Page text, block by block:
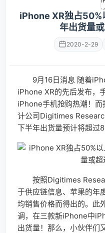
iPhone XR独占
年出货量
2020-2-29
9月16日消息 随着
iPhone XR的先后发布，
iPhone手机抢购热潮！
计公司Digitimes
下半年出货量预计将超过
按照Digitimes
于供应链信息、苹果的年
均销售价格而得出的。
调，在三款新iPhone中
出货量！那么，小伙伴们